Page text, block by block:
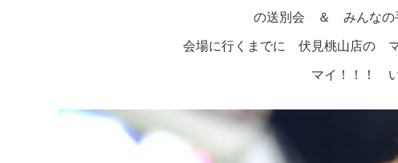
の送別会 ＆ みんなの
会場に行くまでに 伏見桃山店の
マイ！！！